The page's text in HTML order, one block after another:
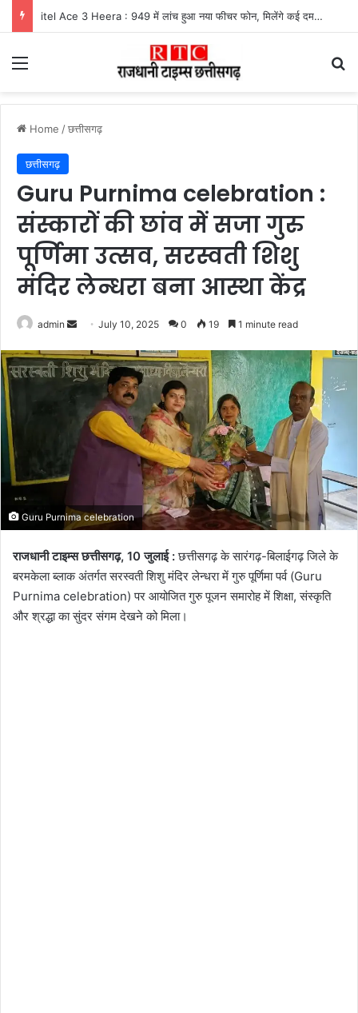
itel Ace 3 Heera : 949 में लांच हुआ नया फीचर फोन, मिलेंगे कई दमदार फीचर्स
Menu
Home /छत्तीसगढ़
छत्तीसगढ़
Guru Purnima celebration :
संस्कारों की छांव में सजा गुरु
पूर्णिमा उत्सव, सरस्वती शिशु
मंदिर लेन्धरा बना आस्था केंद्र
admin
Send
email
July 10, 2025 0 19 1 minute read
Guru Purnima celebration
राजधानी टाइम्स छत्तीसगढ़, 10 जुलाई :छत्तीसगढ़ के सारंगढ़-बिलाईगढ़ जिले के
बरमकेला ब्लाक अंतर्गत सरस्वती शिशु मंदिर लेन्धरा में गुरु पूर्णिमा पर्व (Guru
Purnima celebration) पर आयोजित गुरु पूजन समारोह में शिक्षा, संस्कृति
और श्रद्धा का सुंदर संगम देखने को मिला।